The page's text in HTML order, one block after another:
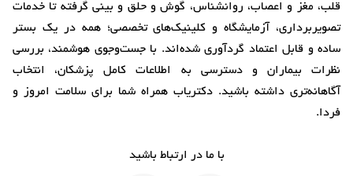
قلب، مغز و اعصاب، روانشناس، گوش و حلق و بینی گرفته تا خدمات
تصویربرداری، آزمایشگاه و کلینیک‌های تخصصی؛ همه در یک بستر
ساده و قابل اعتماد گردآوری شده‌اند. با جست‌وجوی هوشمند، بررسی
نظرات بیماران و دسترسی به اطلاعات کامل پزشکان، انتخاب
آگاهانه‌تری داشته باشید. دکتریاب همراه شما برای سلامت امروز و
فردا.
با ما در ارتباط باشید